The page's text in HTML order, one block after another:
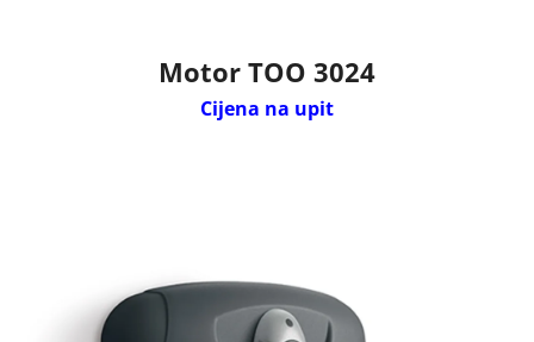
Motor TOO 3024
Cijena na upit